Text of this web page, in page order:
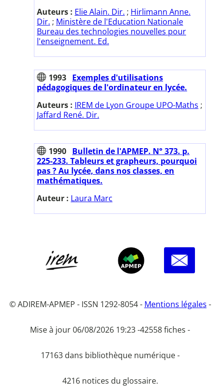
Auteurs : Elie Alain. Dir. ; Hirlimann Anne.
Dir. ; Ministère de l'Education Nationale
Bureau des technologies nouvelles pour
l'enseignement. Ed.
1993 Exemples d'utilisations
pédagogiques de l'ordinateur en lycée.
Auteurs : IREM de Lyon Groupe UPO-Maths ;
Jaffard René. Dir.
1990 Bulletin de l'APMEP. N° 373. p.
225-233. Tableurs et grapheurs, pourquoi
pas ? Au lycée, dans nos classes, en
mathématiques.
Auteur : Laura Marc
© ADIREM-APMEP - ISSN 1292-8054 - Mentions légales -
Mise à jour 06/08/2026 19:23 -42558 fiches -
17163 dans bibliothèque numérique -
4216 notices du glossaire.